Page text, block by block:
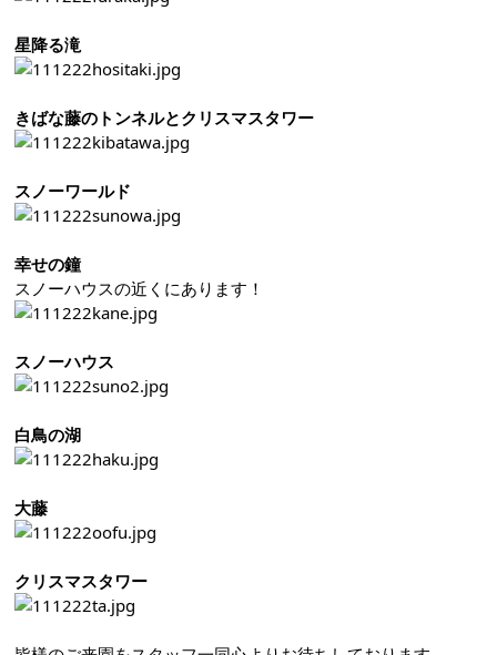
星降る滝
きばな藤のトンネルとクリスマスタワー
スノーワールド
幸せの鐘
スノーハウスの近くにあります！
スノーハウス
白鳥の湖
大藤
クリスマスタワー